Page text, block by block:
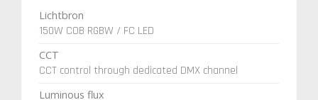
Lichtbron
150W COB RGBW / FC LED
CCT
CCT control through dedicated DMX channel
Luminous flux